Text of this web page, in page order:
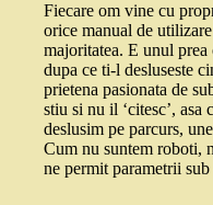
Fiecare om vine cu
orice manual de
majoritatea. E unul
dupa ce ti-l desluseste
prietena pasionata de
stiu si nu il ‘citesc’,
deslusim pe parcurs,
Cum nu suntem roboti,
ne permit parametrii